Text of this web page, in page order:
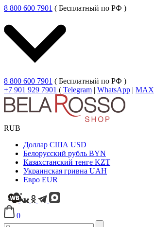
8 800 600 7901 ( Бесплатный по РФ )
8 800 600 7901 ( Бесплатный по РФ )
+7 901 929 7901 ( Telegram | WhatsApp | MAX
RUB
Доллар США USD
Белорусский рубль BYN
Казахстанский тенге KZT
Украинская гривна UAH
Евро EUR
0